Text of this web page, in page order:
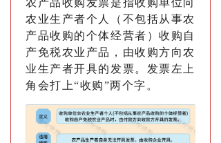
农产品收购发票是指收购单位向
农业生产者个人（不包括从事农
产品收购的个体经营者）收购自
产免税农业产品，由收购方向农
业生产者开具的发票。发票左上
角会打上“收购”两个字。